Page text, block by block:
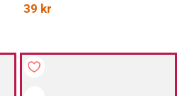
39 kr